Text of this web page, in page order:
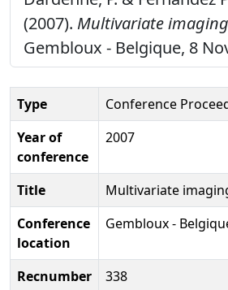
(2007). Multivariate
Gembloux - Belgique, 8
Type
Conference
Year of
conference
2007
Title
Multivariate
Conference
location
Gembloux -
Recnumber
338